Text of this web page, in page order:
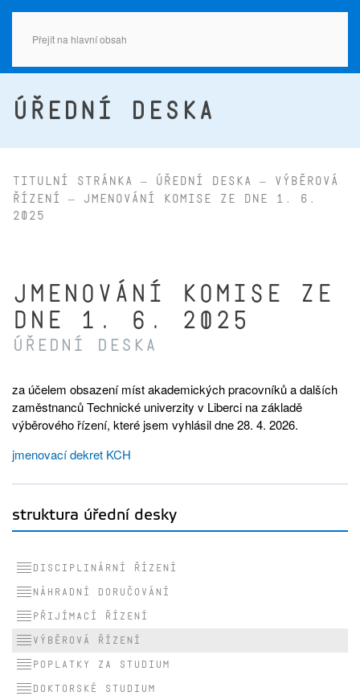
Přejít na hlavní obsah
ÚŘEDNÍ DESKA
Titulní stránka Úřední deska
Výběrová
řízení
Jmenování komise ze dne 1. 6.
2025
Jmenování komise ze
dne 1. 6. 2025
Úřední deska
za účelem obsazení míst akademických pracovníků a dalších
zaměstnanců Technické univerzity v Liberci na základě
výběrového řízení, které jsem vyhlásil dne 28. 4. 2026.
jmenovací dekret KCH
struktura úřední desky
Disciplinární řízení
Náhradní doručování
Přijímací řízení
Výběrová řízení
Poplatky za studium
Doktorské studium